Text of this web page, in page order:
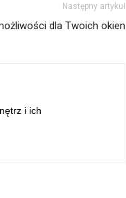
Następny artykuł
dla Twoich okien
i ich